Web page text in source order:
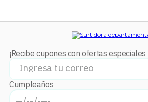
¡Recibe cupones con ofertas
Cumpleaños